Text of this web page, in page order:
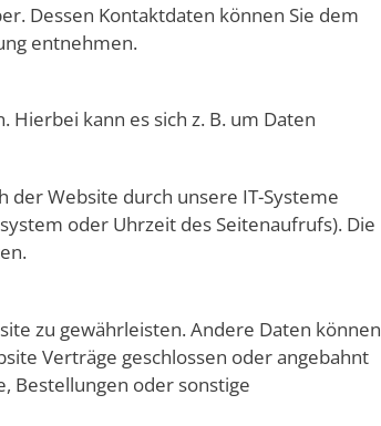
Dessen Kontaktdaten können Sie dem
entnehmen.
kann es sich z. B. um Daten
Website durch unsere IT-Systeme
oder Uhrzeit des Seitenaufrufs). Die
zu gewährleisten. Andere Daten können
Verträge geschlossen oder angebahnt
Bestellungen oder sonstige